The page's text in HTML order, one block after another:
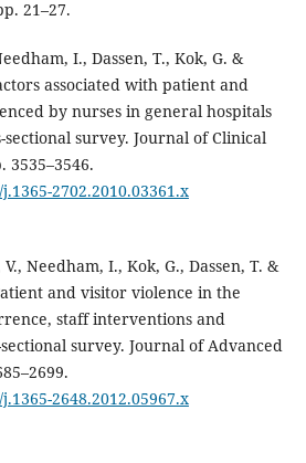
21–27.
I., Dassen, T., Kok, G. &
associated with patient and
by nurses in general hospitals
survey. Journal of Clinical
3535–3546.
2702.2010.03361.x
Needham, I., Kok, G., Dassen, T. &
and visitor violence in the
staff interventions and
survey. Journal of Advanced
2648.2012.05967.x